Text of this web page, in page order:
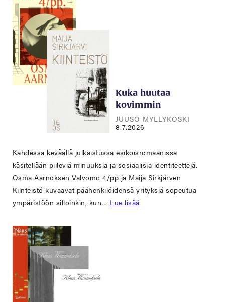
Kuka huutaa
kovimmin
JUUSO MYLLYKOSKI
8.7.2026
Kahdessa keväällä julkaistussa esikoisromaanissa
käsitellään piileviä minuuksia ja sosiaalisia identiteettejä.
Osma Aarnoksen Valvomo 4/pp ja Maija Sirkjärven
Kiinteistö kuvaavat päähenkilöidensä yrityksiä sopeutua
ympäristöön silloinkin, kun… Lue lisää